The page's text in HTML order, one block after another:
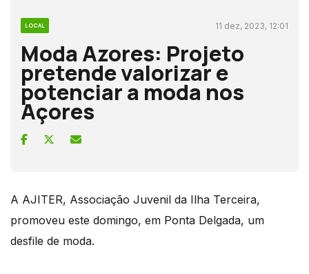
LOCAL 11 dez, 2023, 12:01
Moda Azores: Projeto
pretende valorizar e
potenciar a moda nos
Açores
A AJITER, Associação Juvenil da Ilha Terceira,
promoveu este domingo, em Ponta Delgada, um
desfile de moda.